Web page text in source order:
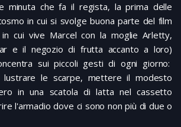
minuta che fa il regista, la prima delle
in cui si svolge buona parte del film
cui vive Marcel con la moglie Arletty,
e il negozio di frutta accanto a loro)
sui piccoli gesti di ogni giorno:
lustrare le scarpe, mettere il modesto
in una scatola di latta nel cassetto
l'armadio dove ci sono non più di due o